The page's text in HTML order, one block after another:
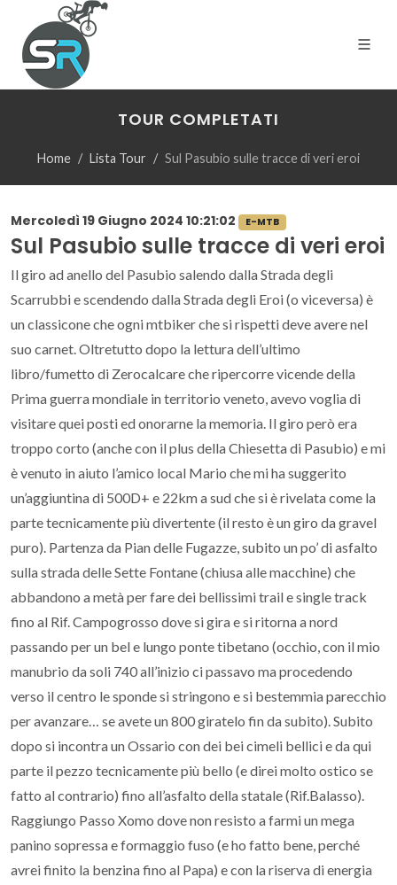
TOUR COMPLETATI
Home Lista Tour Sul Pasubio sulle tracce di veri eroi
Mercoledì 19 Giugno 2024 10:21:02 E-MTB
Sul Pasubio sulle tracce di veri eroi
Il giro ad anello del Pasubio salendo dalla Strada degli
Scarrubbi e scendendo dalla Strada degli Eroi (o viceversa) è
un classicone che ogni mtbiker che si rispetti deve avere nel
suo carnet. Oltretutto dopo la lettura dell’ultimo
libro/fumetto di Zerocalcare che ripercorre vicende della
Prima guerra mondiale in territorio veneto, avevo voglia di
visitare quei posti ed onorarne la memoria. Il giro però era
troppo corto (anche con il plus della Chiesetta di Pasubio) e mi
è venuto in aiuto l’amico local Mario che mi ha suggerito
un’aggiuntina di 500D+ e 22km a sud che si è rivelata come la
parte tecnicamente più divertente (il resto è un giro da gravel
puro). Partenza da Pian delle Fugazze, subito un po’ di asfalto
sulla strada delle Sette Fontane (chiusa alle macchine) che
abbandono a metà per fare dei bellissimi trail e single track
fino al Rif. Campogrosso dove si gira e si ritorna a nord
passando per un bel e lungo ponte tibetano (occhio, con il mio
manubrio da soli 740 all’inizio ci passavo ma procedendo
verso il centro le sponde si stringono e si bestemmia parecchio
per avanzare… se avete un 800 giratelo fin da subito). Subito
dopo si incontra un Ossario con dei bei cimeli bellici e da qui
parte il pezzo tecnicamente più bello (e direi molto ostico se
fatto al contrario) fino all’asfalto della statale (Rif.Balasso).
Raggiungo Passo Xomo dove non resisto a farmi un mega
panino sopressa e formaggio fuso (e ho fatto bene, perché
avrei finito la benzina fino al Papa) e con la riserva di energia